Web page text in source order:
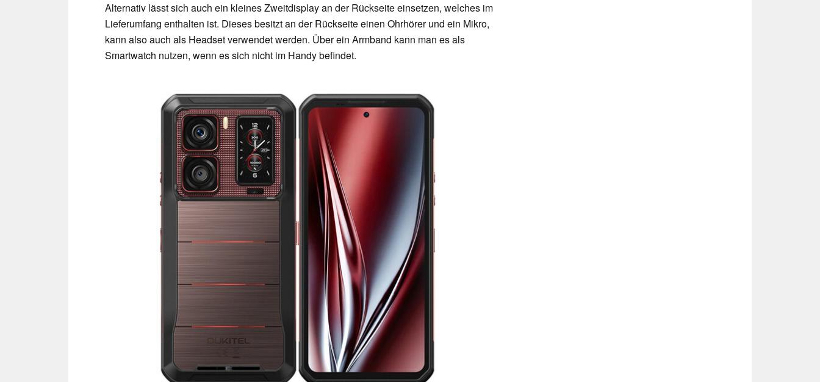
Alternativ lässt sich auch ein kleines Zweitdisplay an der Rückseite einsetzen, welches im
Lieferumfang enthalten ist. Dieses besitzt an der Rückseite einen Ohrhörer und ein Mikro,
kann also auch als Headset verwendet werden. Über ein Armband kann man es als
Smartwatch nutzen, wenn es sich nicht im Handy befindet.